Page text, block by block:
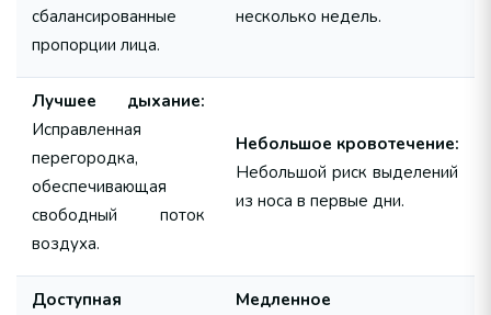
сбалансированные
пропорции лица.
несколько недель.
Лучшее дыхание:
Исправленная
перегородка,
обеспечивающая
свободный поток
воздуха.
Небольшое кровотечение:
Небольшой риск выделений
из носа в первые дни.
Доступная
Медленное